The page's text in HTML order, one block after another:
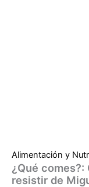
Alimentación y
¿Qué
resistir de